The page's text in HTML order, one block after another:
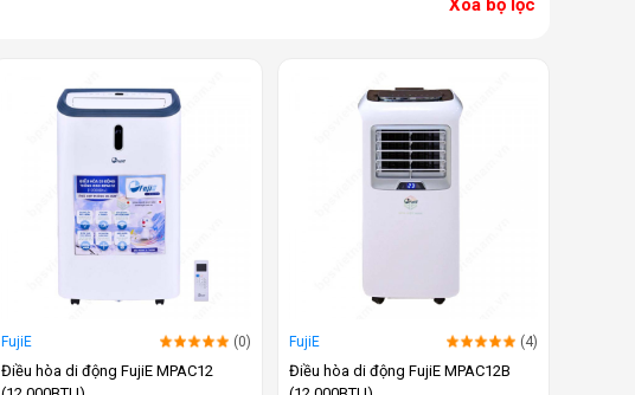
Xóa bộ lọc
FujiE (0)
Điều hòa di động FujiE MPAC12
FujiE (4)
Điều hòa di động FujiE MPAC12B